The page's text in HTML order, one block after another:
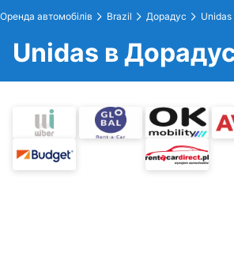
Оренда автомобілів Brazil Дорадус Unidas
Unidas в